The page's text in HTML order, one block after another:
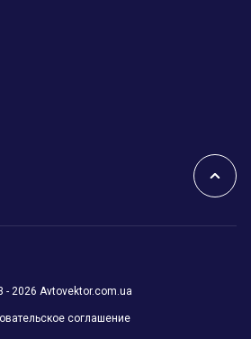
- 2026 Avtovektor.com.ua
соглашение